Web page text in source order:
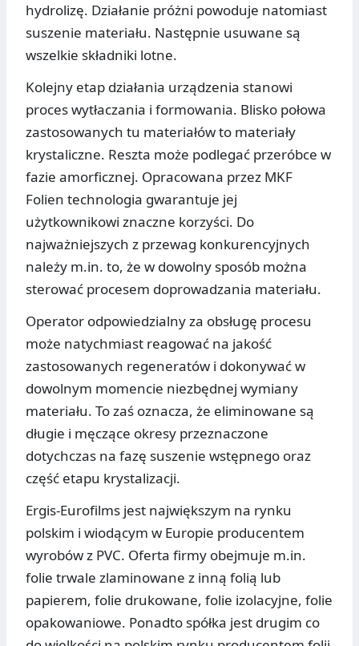
hydrolizę. Działanie próżni powoduje natomiast
suszenie materiału. Następnie usuwane są
wszelkie składniki lotne.
Kolejny etap działania urządzenia stanowi
proces wytłaczania i formowania. Blisko połowa
zastosowanych tu materiałów to materiały
krystaliczne. Reszta może podlegać przeróbce w
fazie amorficznej. Opracowana przez MKF
Folien technologia gwarantuje jej
użytkownikowi znaczne korzyści. Do
najważniejszych z przewag konkurencyjnych
należy m.in. to, że w dowolny sposób można
sterować procesem doprowadzania materiału.
Operator odpowiedzialny za obsługę procesu
może natychmiast reagować na jakość
zastosowanych regeneratów i dokonywać w
dowolnym momencie niezbędnej wymiany
materiału. To zaś oznacza, że eliminowane są
długie i męczące okresy przeznaczone
dotychczas na fazę suszenie wstępnego oraz
część etapu krystalizacji.
Ergis-Eurofilms jest największym na rynku
polskim i wiodącym w Europie producentem
wyrobów z PVC. Oferta firmy obejmuje m.in.
folie trwale zlaminowane z inną folią lub
papierem, folie drukowane, folie izolacyjne, folie
opakowaniowe. Ponadto spółka jest drugim co